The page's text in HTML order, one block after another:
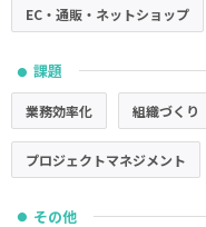
EC・通販・ネットショップ
● 課題
業務効率化 組織づくり
プロジェクトマネジメント
● その他